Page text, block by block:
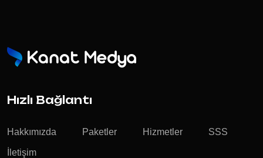
Hızlı Bağlantı
Hakkımızda Paketler Hizmetler SSS
İletişim